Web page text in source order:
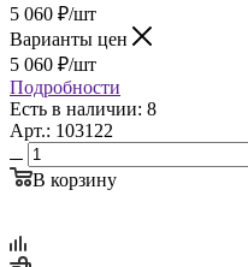
5 060 ₽/шт
Варианты цен
5 060 ₽/шт
Подробности
Есть в наличии: 8
Арт.: 103122
В корзину